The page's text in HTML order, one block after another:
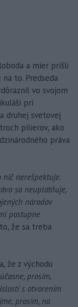
a mier prišli
to. Predseda
vo svojom
pri
druhej svetovej
pilierov, ako
práva
nič nerešpektuje.
sa neuplatňuje,
národov
postupne
že sa treba
že z východu
prosím,
s otvorením
prosím, na